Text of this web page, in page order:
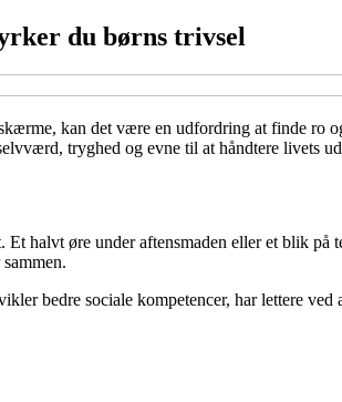
du børns trivsel
kan det være en udfordring at finde
tryghed og evne til at håndtere
halvt øre under aftensmaden eller et blik
bedre sociale kompetencer, har lettere